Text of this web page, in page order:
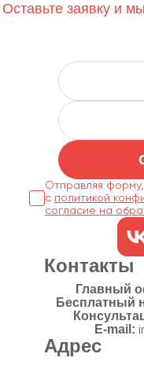
Оставьте заявку и
Отправляя
с политикой
согласие на
Контакты
Главный
Бесплатный
E-mail:
Адрес